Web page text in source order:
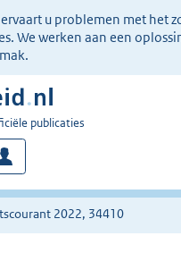
u problemen met het
We werken aan een
publicaties
2022, 34410